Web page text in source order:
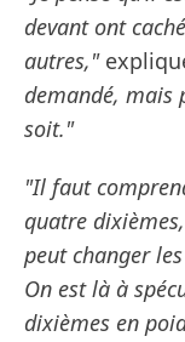
devant ont
autres,"
demandé, mais
soit."
"Il faut
quatre
peut changer
On est là à
dixièmes en